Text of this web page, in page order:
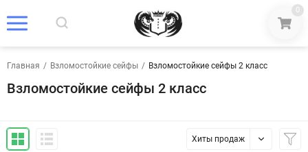
0
Главная / Взломостойкие сейфы / Взломостойкие сейфы 2 класс
Взломостойкие сейфы 2 класс
Хиты продаж